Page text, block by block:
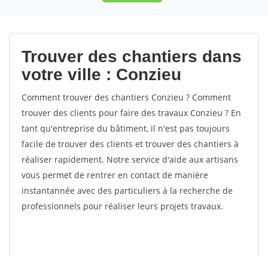
9,5(100%)40
votes
Trouver des chantiers dans
votre ville : Conzieu
Comment trouver des chantiers Conzieu ? Comment
trouver des clients pour faire des travaux Conzieu ? En
tant qu'entreprise du bâtiment, il n'est pas toujours
facile de trouver des clients et trouver des chantiers à
réaliser rapidement. Notre service d'aide aux artisans
vous permet de rentrer en contact de manière
instantannée avec des particuliers à la recherche de
professionnels pour réaliser leurs projets travaux.